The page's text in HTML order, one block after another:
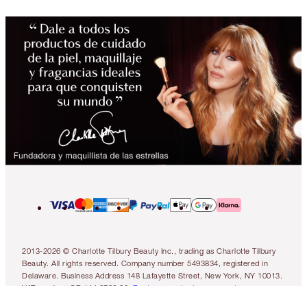
2013-2026 © Charlotte Tilbury Beauty Inc., trading as Charlotte Tilbury
Beauty. All rights reserved. Company number 5493834, registered in
Delaware. Business Address 148 Lafayette Street, New York, NY 10013.